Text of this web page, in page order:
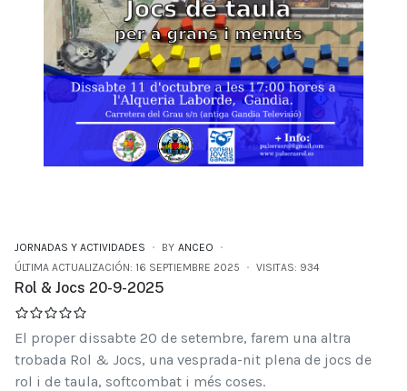
JORNADAS Y ACTIVIDADES BY ANCEO
ÚLTIMA ACTUALIZACIÓN: 16 SEPTIEMBRE 2025
VISITAS: 934
Rol & Jocs 20-9-2025
El proper dissabte 20 de setembre, farem una altra
trobada Rol & Jocs, una vesprada-nit plena de jocs de
rol i de taula, softcombat i més coses.